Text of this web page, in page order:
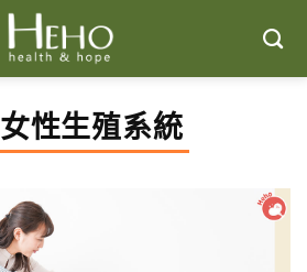
女性生殖系統